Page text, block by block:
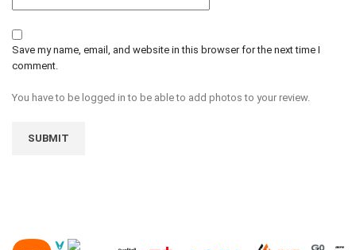
Save my name, email, and website in this browser for the next time I
comment.
You have to be logged in to be able to add photos to your review.